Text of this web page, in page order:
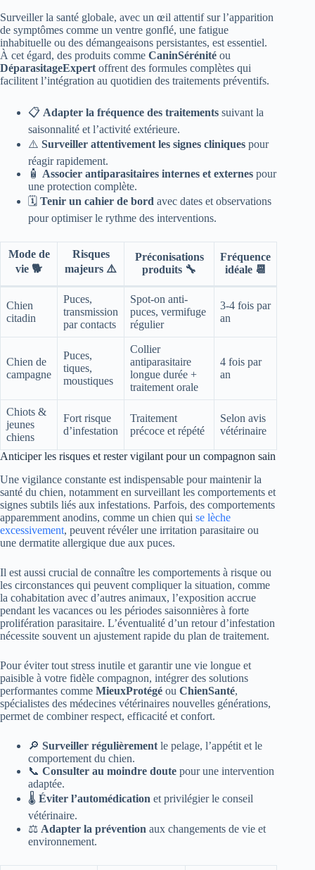
Surveiller la santé globale, avec un œil attentif sur l’apparition
de symptômes comme un ventre gonflé, une fatigue
inhabituelle ou des démangeaisons persistantes, est essentiel.
À cet égard, des produits comme CaninSérénité ou
DéparasitageExpert offrent des formules complètes qui
facilitent l’intégration au quotidien des traitements préventifs.
📋 Adapter la fréquence des traitements suivant la
saisonnalité et l’activité extérieure.
⚠️ Surveiller attentivement les signes cliniques pour
réagir rapidement.
🧴 Associer antiparasitaires internes et externes pour
une protection complète.
🗓️ Tenir un cahier de bord avec dates et observations
pour optimiser le rythme des interventions.
Mode de
vie 🐕
Risques
majeurs ⚠️
Préconisations
produits 🔧
Fréquence
idéale 📆
Chien
citadin
Puces,
transmission
par contacts
Spot-on anti-
puces, vermifuge
régulier
3-4 fois par
an
Chien de
campagne
Puces,
tiques,
moustiques
Collier
antiparasitaire
longue durée +
traitement orale
4 fois par
an
Chiots &
jeunes
chiens
Fort risque
d’infestation
Traitement
précoce et répété
Selon avis
vétérinaire
Anticiper les risques et rester vigilant pour un compagnon sain
Une vigilance constante est indispensable pour maintenir la
santé du chien, notamment en surveillant les comportements et
signes subtils liés aux infestations. Parfois, des comportements
apparemment anodins, comme un chien qui se lèche
excessivement, peuvent révéler une irritation parasitaire ou
une dermatite allergique due aux puces.
Il est aussi crucial de connaître les comportements à risque ou
les circonstances qui peuvent compliquer la situation, comme
la cohabitation avec d’autres animaux, l’exposition accrue
pendant les vacances ou les périodes saisonnières à forte
prolifération parasitaire. L’éventualité d’un retour d’infestation
nécessite souvent un ajustement rapide du plan de traitement.
Pour éviter tout stress inutile et garantir une vie longue et
paisible à votre fidèle compagnon, intégrer des solutions
performantes comme MieuxProtégé ou ChienSanté,
spécialistes des médecines vétérinaires nouvelles générations,
permet de combiner respect, efficacité et confort.
🔎 Surveiller régulièrement le pelage, l’appétit et le
comportement du chien.
📞 Consulter au moindre doute pour une intervention
adaptée.
🌡️ Éviter l’automédication et privilégier le conseil
vétérinaire.
⚖️ Adapter la prévention aux changements de vie et
environnement.